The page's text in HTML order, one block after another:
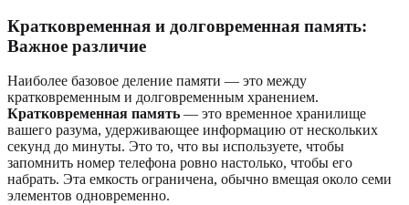
Кратковременная и долговременная память:
Важное различие
Наиболее базовое деление памяти — это между
кратковременным и долговременным хранением.
Кратковременная память — это временное хранилище
вашего разума, удерживающее информацию от нескольких
секунд до минуты. Это то, что вы используете, чтобы
запомнить номер телефона ровно настолько, чтобы его
набрать. Эта емкость ограничена, обычно вмещая около семи
элементов одновременно.